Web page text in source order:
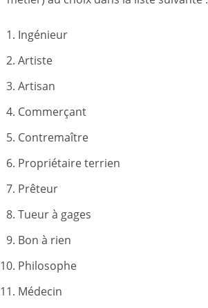
Ingénieur
Artiste
Artisan
Commerçant
Contremaître
Propriétaire terrien
Prêteur
Tueur à gages
Bon à rien
Philosophe
Médecin